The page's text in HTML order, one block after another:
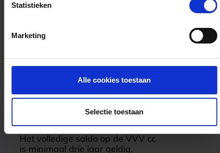
Statistieken
Marketing
Alle cookies toestaan
Selectie toestaan
Kaldi Zwolle
8011LS Zwolle
Veelgestelde Vragen
Hoelang blijft mijn saldo geldig?
Het volledige saldo op de VVV cadeaukaart
is minimaal drie jaar geldig.